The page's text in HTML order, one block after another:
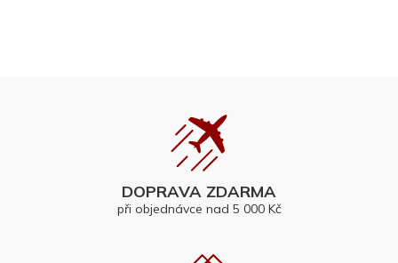
DOPRAVA ZDARMA
při objednávce nad 5 000 Kč